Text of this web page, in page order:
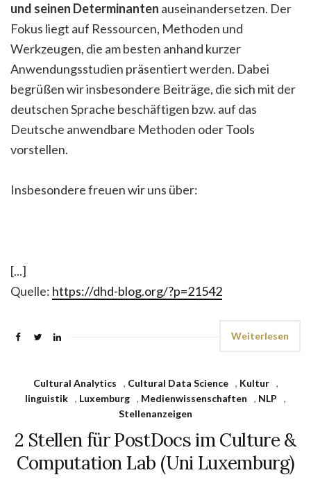
und seinen Determinanten auseinandersetzen. Der
Fokus liegt auf Ressourcen, Methoden und
Werkzeugen, die am besten anhand kurzer
Anwendungsstudien präsentiert werden. Dabei
begrüßen wir insbesondere Beiträge, die sich mit der
deutschen Sprache beschäftigen bzw. auf das
Deutsche anwendbare Methoden oder Tools
vorstellen.
Insbesondere freuen wir uns über:
[...]
Quelle: https://dhd-blog.org/?p=21542
Weiterlesen
Cultural Analytics , Cultural Data Science , Kultur
,
linguistik , Luxemburg , Medienwissenschaften , NLP
,
Stellenanzeigen
2 Stellen für PostDocs im Culture &
Computation Lab (Uni Luxemburg)